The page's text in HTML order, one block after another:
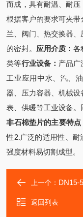
而成，具有耐温、耐压
根据客户的要求可夹
兰、阀门、热交换器
的密封。 应用介质： 各
类等行业设备： 产品广
工业应用中水、汽、
器、压力容器、机械
表、供暖等工业设备
非石棉垫片的主要特点
性2.广泛的适用性、
强度材料易切割成型。
上一个： DN15-
返回列表